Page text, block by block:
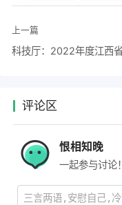
上一篇
评论区
恨相知晚
一起参与讨论！